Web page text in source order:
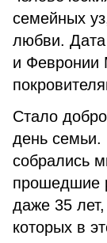
семейных
любви. Дата
и Февронии
Стало
день
собрались
прошедшие
даже 35
которых в